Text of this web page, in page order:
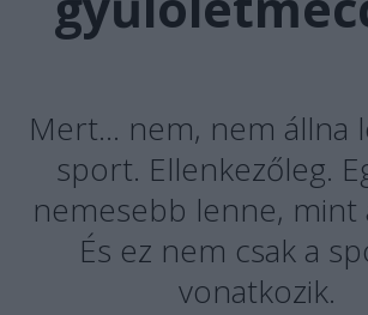
Mert... nem, nem állna
sport. Ellenkezőleg.
nemesebb lenne, mint
És ez nem csak a
vonatkozik.